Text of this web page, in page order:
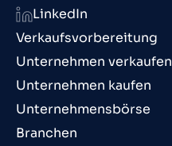
Verkaufsvorbereitung
Unternehmen verkaufen
Unternehmen kaufen
Unternehmensbörse
Branchen
LinkedIn